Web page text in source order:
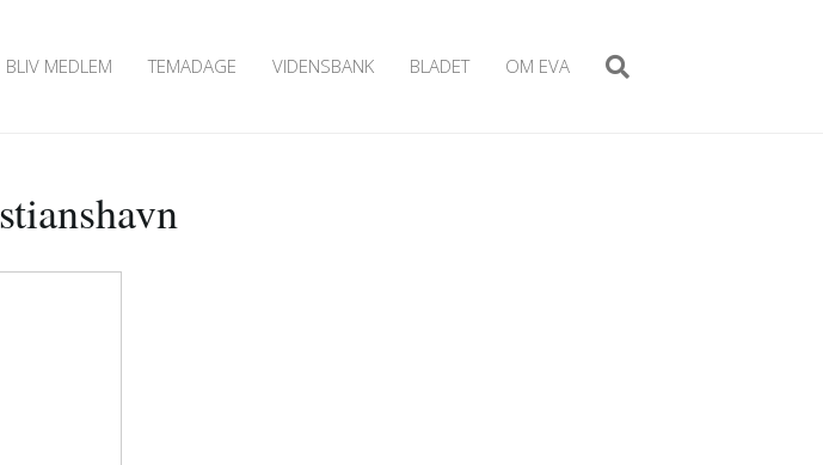
BLIV MEDLEM TEMADAGE VIDENSBANK BLADET OM EVA